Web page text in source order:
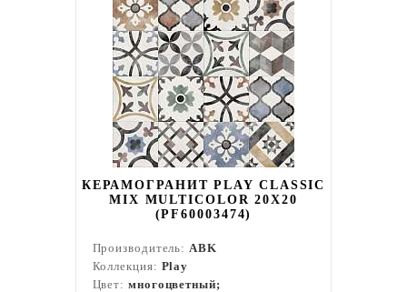
КЕРАМОГРАНИТ PLAY CLASSIC
MIX MULTICOLOR 20X20
(PF60003474)
Производитель:ABK
Коллекция: Play
Цвет: многоцветный;